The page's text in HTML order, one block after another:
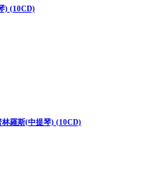
) (10CD)
羅斯(中提琴) (10CD)